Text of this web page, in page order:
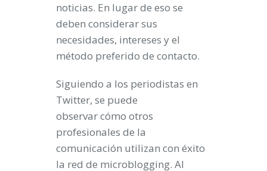
noticias. En lugar de eso se
deben considerar sus
necesidades, intereses y el
método preferido de contacto.
Siguiendo a los periodistas en
Twitter, se puede
observar cómo otros
profesionales de la
comunicación utilizan con éxito
la red de microblogging. Al